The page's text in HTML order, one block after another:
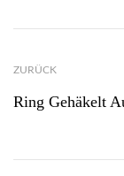
ZURÜCK